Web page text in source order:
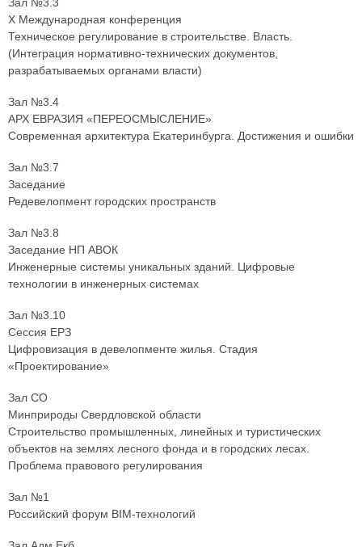
Зал №3.3
X Международная конференция
Техническое регулирование в строительстве. Власть.
(Интеграция нормативно-технических документов,
разрабатываемых органами власти)
Зал №3.4
АРХ ЕВРАЗИЯ «ПЕРЕОСМЫСЛЕНИЕ»
Современная архитектура Екатеринбурга. Достижения и ошибки
Зал №3.7
Заседание
Редевелопмент городских пространств
Зал №3.8
Заседание НП АВОК
Инженерные системы уникальных зданий. Цифровые
технологии в инженерных системах
Зал №3.10
Сессия ЕРЗ
Цифровизация в девелопменте жилья. Стадия
«Проектирование»
Зал СО
Минприроды Свердловской области
Строительство промышленных, линейных и туристических
объектов на землях лесного фонда и в городских лесах.
Проблема правового регулирования
Зал №1
Российский форум BIM-технологий